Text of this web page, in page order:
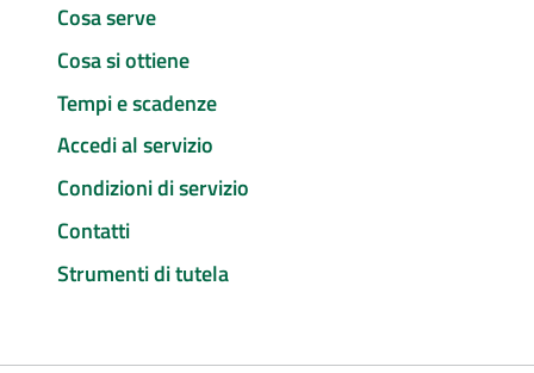
Cosa serve
Cosa si ottiene
Tempi e scadenze
Accedi al servizio
Condizioni di servizio
Contatti
Strumenti di tutela